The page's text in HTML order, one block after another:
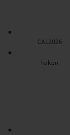
CAL2026
haken